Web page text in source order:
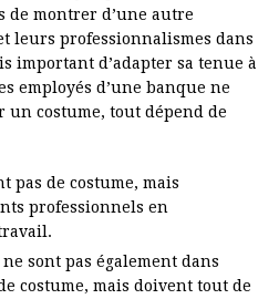
de montrer d’une autre
leurs professionnalismes dans
important d’adapter sa tenue à
employés d’une banque ne
un costume, tout dépend de
pas de costume, mais
professionnels en
sont pas également dans
costume, mais doivent tout de